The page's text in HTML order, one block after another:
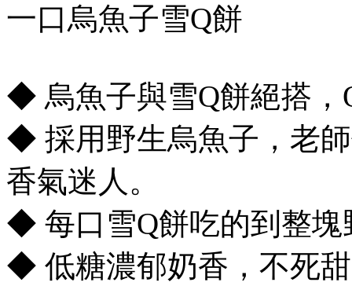
一口烏魚子雪Q餅
◆ 烏魚子與雪Q餅絕搭，
◆ 採用野生烏魚子，老
香氣迷人。
◆ 每口雪Q餅吃的到整塊
◆ 低糖濃郁奶香，不死